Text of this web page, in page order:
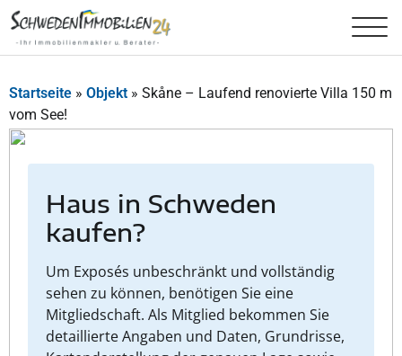
Startseite » Objekt » Skåne – Laufend renovierte Villa 150 m
vom See!
Haus in Schweden
kaufen?
Um Exposés unbeschränkt und vollständig
sehen zu können, benötigen Sie eine
Mitgliedschaft. Als Mitglied bekommen Sie
detaillierte Angaben und Daten, Grundrisse,